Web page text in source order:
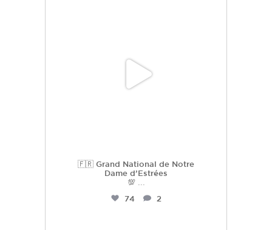
🇫🇷 Grand National de Notre
Dame d’Estrées
💯 ...
74
2